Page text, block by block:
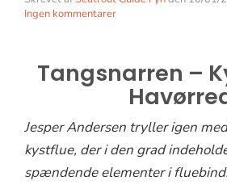
Ingen kommentarer
Tangsnarren –
Jesper Andersen tryller igen
kystflue, der i den grad
spændende elementer i